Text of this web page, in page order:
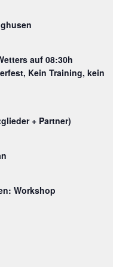
auf 08:30h
Kein Training, kein
+ Partner)
Workshop